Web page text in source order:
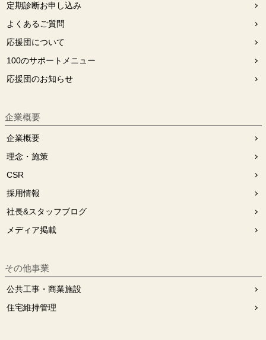
定期診断お申し込み
よくあるご質問
応援団について
100のサポートメニュー
応援団のお知らせ
企業概要
企業概要
理念・施策
CSR
採用情報
社長&スタッフブログ
メディア掲載
その他事業
公共工事・商業施設
住宅維持管理